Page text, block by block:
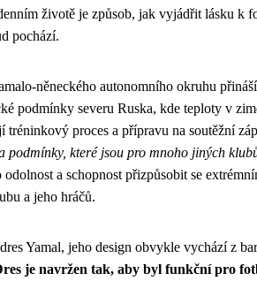
životě je způsob, jak vyjádřit lásku k
pochází.
něneckého autonomního okruhu
podmínky severu Ruska, kde teploty v
tréninkový proces a přípravu na soutěžní
podmínky, které jsou pro mnoho jiných
odolnost a schopnost přizpůsobit se
a jeho hráčů.
Yamal, jeho design obvykle vychází z
je navržen tak, aby byl funkční pro